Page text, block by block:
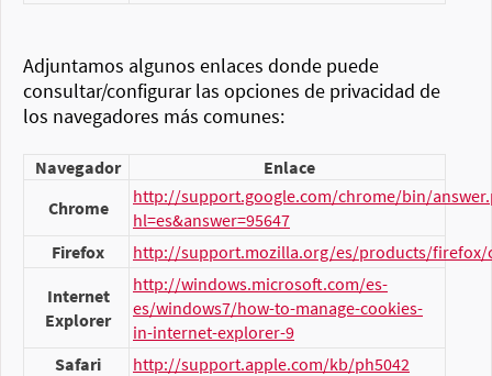
Adjuntamos algunos enlaces donde puede
consultar/configurar las opciones de privacidad de
los navegadores más comunes:
Navegador
Enlace
Chrome
http://support.google.com/chrome/bin/
hl=es&answer=95647
Firefox
http://support.mozilla.org/es/products/firefox/
Internet
Explorer
http://windows.microsoft.com/es-
es/windows7/how-to-manage-cookies-
in-internet-explorer-9
Safari
http://support.apple.com/kb/ph5042